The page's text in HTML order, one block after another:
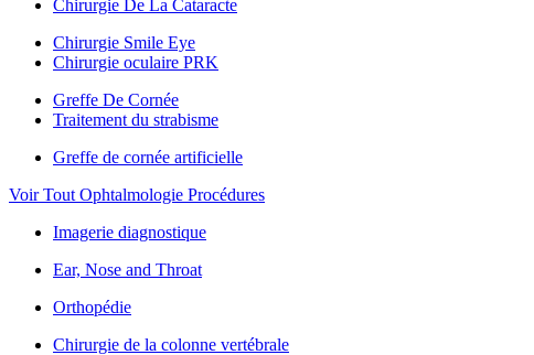
Chirurgie De La Cataracte
Chirurgie Smile Eye
Chirurgie oculaire PRK
Greffe De Cornée
Traitement du strabisme
Greffe de cornée artificielle
Voir Tout Ophtalmologie Procédures
Imagerie diagnostique
Ear, Nose and Throat
Orthopédie
Chirurgie de la colonne vertébrale